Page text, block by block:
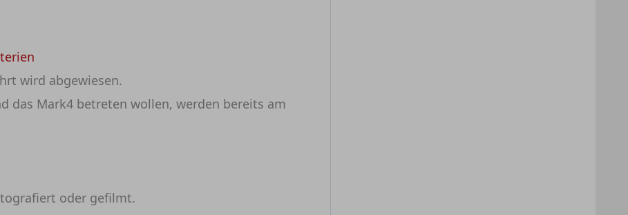
wird abgewiesen.
das Mark4 betreten wollen, werden bereits am
oder gefilmt.